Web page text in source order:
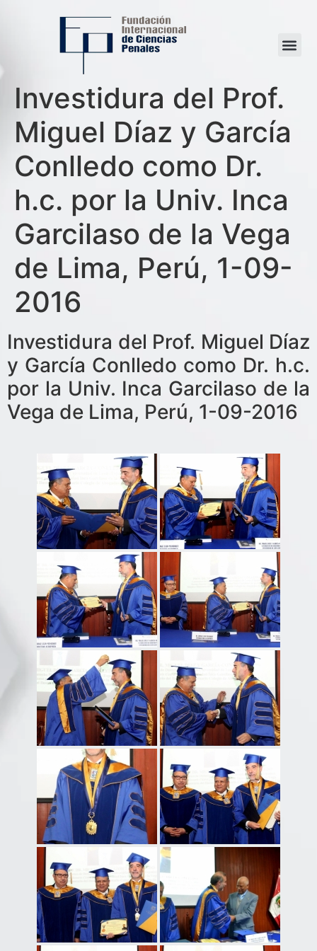
Investidura del Prof.
Miguel Díaz y García
Conlledo como Dr.
h.c. por la Univ. Inca
Garcilaso de la Vega
de Lima, Perú, 1-09-
2016
Investidura del Prof. Miguel Díaz
y García Conlledo como Dr. h.c.
por la Univ. Inca Garcilaso de la
Vega de Lima, Perú, 1-09-2016